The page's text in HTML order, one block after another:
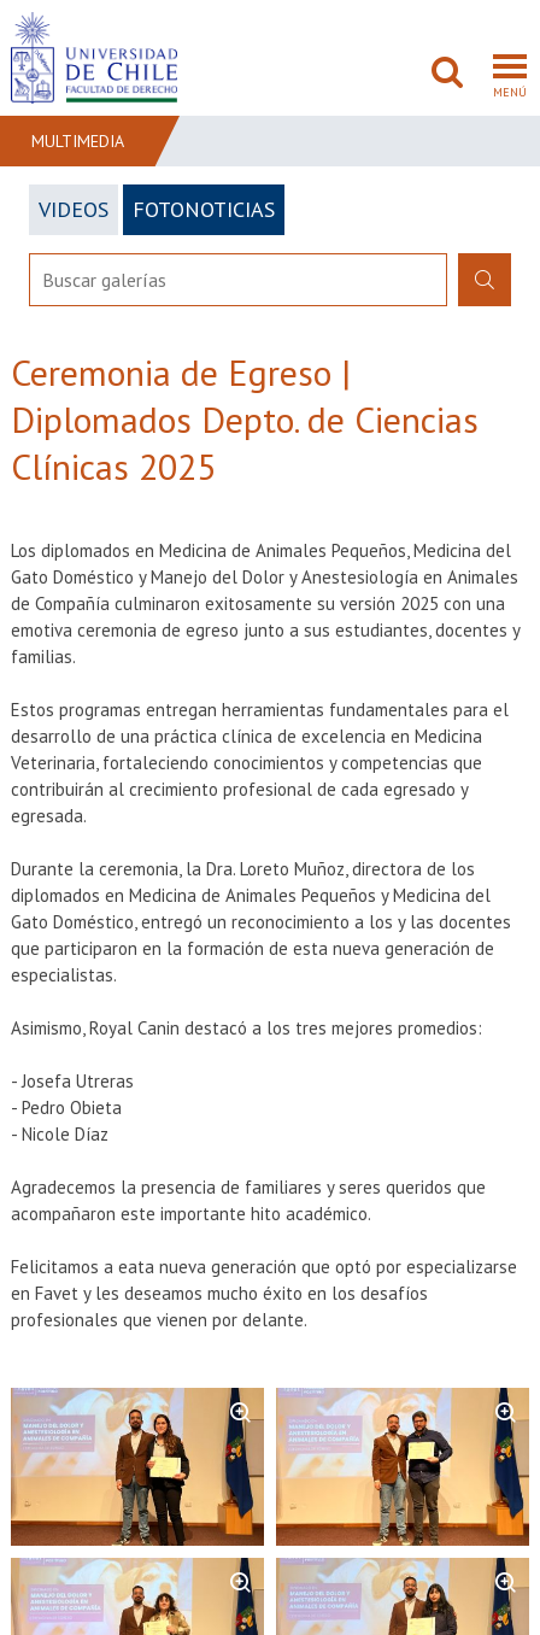
MENÚ
FACULTAD
ADMISIÓN
INVESTIGACIÓN
BIBLIOTECAS
EXTENSIÓN
Académicos Estudiantes
MULTIMEDIA
VIDEOS FOTONOTICIAS
Ceremonia de Egreso |
Diplomados Depto. de Ciencias
Clínicas 2025
Los diplomados en Medicina de Animales Pequeños, Medicina del
Gato Doméstico y Manejo del Dolor y Anestesiología en Animales
de Compañía culminaron exitosamente su versión 2025 con una
emotiva ceremonia de egreso junto a sus estudiantes, docentes y
familias.
Estos programas entregan herramientas fundamentales para el
desarrollo de una práctica clínica de excelencia en Medicina
Veterinaria, fortaleciendo conocimientos y competencias que
contribuirán al crecimiento profesional de cada egresado y
egresada.
Durante la ceremonia, la Dra. Loreto Muñoz, directora de los
diplomados en Medicina de Animales Pequeños y Medicina del
Gato Doméstico, entregó un reconocimiento a los y las docentes
que participaron en la formación de esta nueva generación de
especialistas.
Asimismo, Royal Canin destacó a los tres mejores promedios:
- Josefa Utreras
- Pedro Obieta
- Nicole Díaz
Agradecemos la presencia de familiares y seres queridos que
acompañaron este importante hito académico.
Felicitamos a eata nueva generación que optó por especializarse
en Favet y les deseamos mucho éxito en los desafíos
profesionales que vienen por delante.
Zoom Zoom
Zoom Zoom